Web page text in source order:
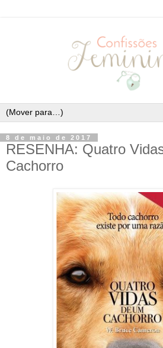
8 de maio de 2017
RESENHA: Quatro
Cachorro